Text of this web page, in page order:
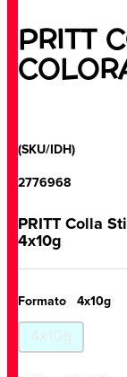
PRITT
(SKU/IDH)
2776968
PRITT Colla
4x10g
Formato 4x10g